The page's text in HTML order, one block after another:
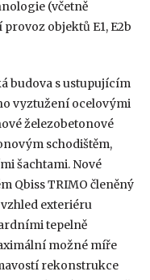
(včetně
objektů E1, E2b
budova s ustupujícím
vyztužení ocelovými
železobetonové
schodištěm,
šachtami. Nové
Qbiss TRIMO členěný
exteriéru
tepelně
možné míře
rekonstrukce